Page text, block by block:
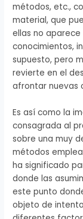
métodos, etc.,
material, que
ellas no
conocimientos,
supuesto, pero
revierte en el
afrontar nuevas
Es así como la
consagrada al
sobre una muy
métodos
ha significado
donde las
este punto
objeto de